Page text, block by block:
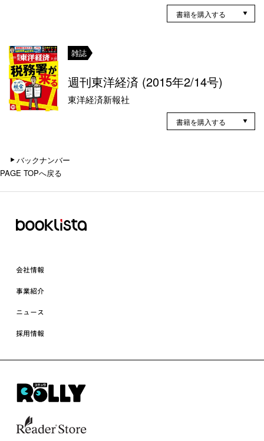
書籍を購入する
雑誌
週刊東洋経済 (2015年2/14号)
東洋経済新報社
書籍を購入する
バックナンバー
PAGE TOPへ戻る
会社情報
事業紹介
ニュース
採用情報